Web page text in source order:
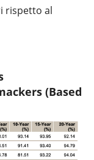
rispetto al
(Based